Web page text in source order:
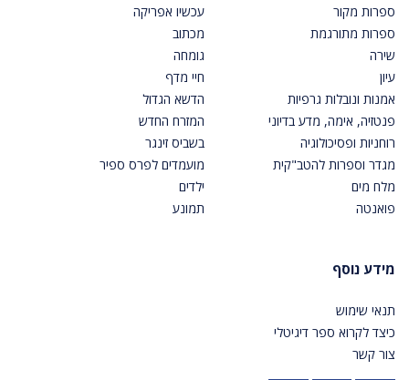
ספרות מקור
ספרות מתורגמת
שירה
עיון
אמנות ונובלות גרפיות
פנטזיה, אימה, מדע בדיוני
רוחניות ופסיכולוגיה
מגדר וספרות להטב"קית
מלח מים
פואנטה
עכשיו אפריקה
מכתוב
גומחה
חיי מדף
הדשא הגדול
המזרח החדש
בשביס זינגר
מועמדים לפרס ספיר
ילדים
תמונע
מידע נוסף
תנאי שימוש
כיצד לקרוא ספר דיגיטלי
צור קשר